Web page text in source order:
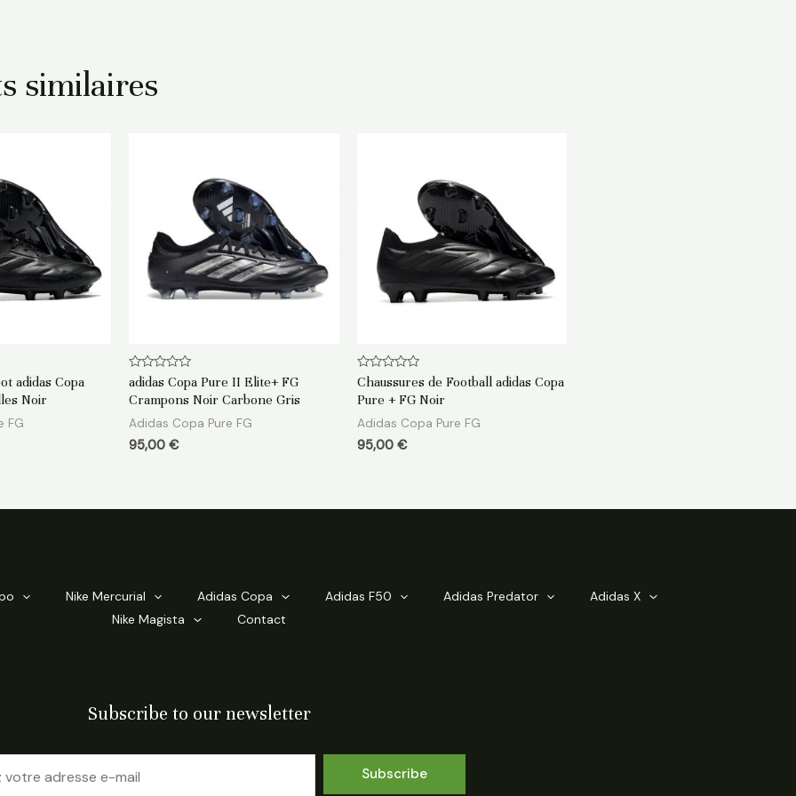
similaires
adidas Copa
Noir
FG
Note
0
sur
adidas Copa Pure II Elite+ FG
Crampons Noir Carbone Gris
Adidas Copa Pure FG
95,00 €
Note
0
sur
Chaussures de Football adidas Copa
Pure + FG Noir
Adidas Copa Pure FG
95,00 €
Nike Mercurial Adidas Copa Adidas F50 Adidas Predator
Adidas X
Nike Magista
Contact
Subscribe to our newsletter
Subscribe